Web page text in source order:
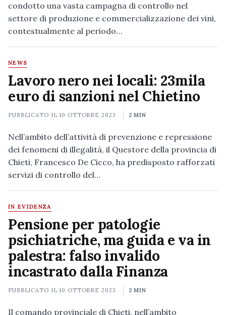
condotto una vasta campagna di controllo nel
settore di produzione e commercializzazione dei vini,
contestualmente al periodo…
NEWS
Lavoro nero nei locali: 23mila
euro di sanzioni nel Chietino
PUBBLICATO IL10 OTTOBRE 2023 2 MIN
Nell’ambito dell’attività di prevenzione e repressione
dei fenomeni di illegalità, il Questore della provincia di
Chieti, Francesco De Cicco, ha predisposto rafforzati
servizi di controllo del…
IN EVIDENZA
Pensione per patologie
psichiatriche, ma guida e va in
palestra: falso invalido
incastrato dalla Finanza
PUBBLICATO IL10 OTTOBRE 2023 2 MIN
Il comando provinciale di Chieti, nell’ambito